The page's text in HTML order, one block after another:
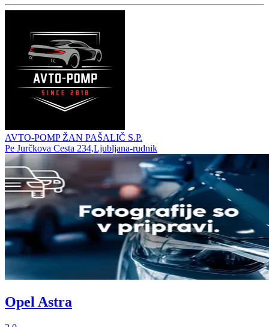
AVTO-POMP ŽAN PAŠALIČ S.P.
Pe Jurčkova Cesta 234,Ljubljana-rudnik
Opel Astra